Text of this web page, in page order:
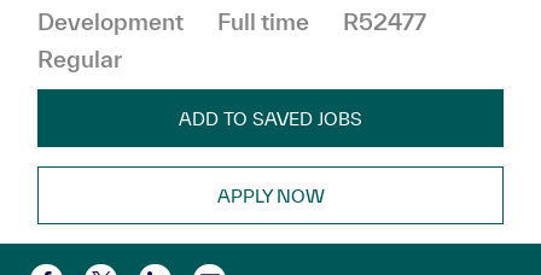
Development
Job Type
Full time
R52477
Regular
ADD TO SAVED JOBS
APPLY NOW